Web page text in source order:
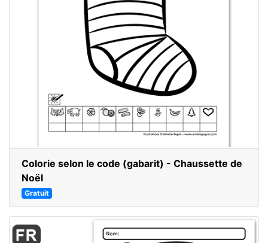
Colorie selon le code (gabarit) - Chaussette de
Noël
Gratuit